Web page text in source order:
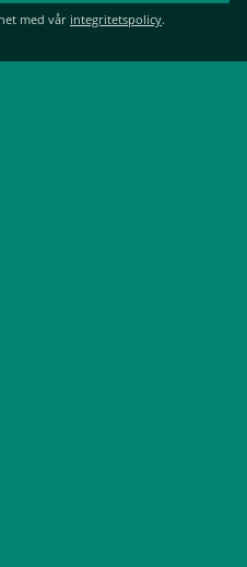
med vår integritetspolicy.